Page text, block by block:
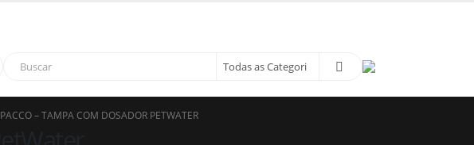
PACCO – TAMPA COM DOSADOR PETWATER